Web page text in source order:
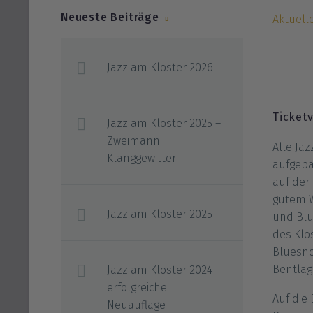
Alle
auf der
gutem
und
des
Auf die
Neueste Beiträge
Jazz am Kloster 2026
Jazz am Kloster 2025 –
Zweimann
Klanggewitter
Jazz am Kloster 2025
Jazz am Kloster 2024 –
erfolgreiche
Neuauflage –